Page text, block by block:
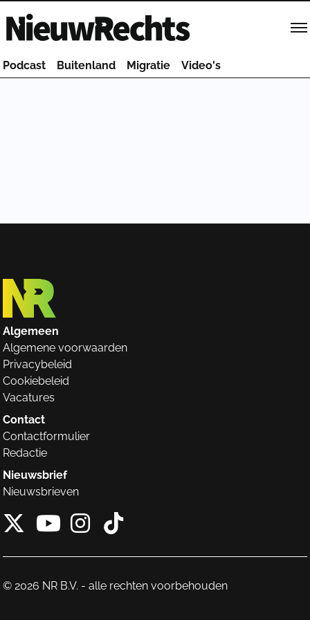
Homepage van NieuwRechts
Podcast Buitenland Migratie Video's
Algemeen
Algemene voorwaarden
Privacybeleid
Cookiebeleid
Vacatures
Contact
Contactformulier
Redactie
Nieuwsbrief
Nieuwsbrieven
X van NieuwRechts
Instagram van
Tiktok van
© 2026 NR B.V. - alle rechten voorbehouden